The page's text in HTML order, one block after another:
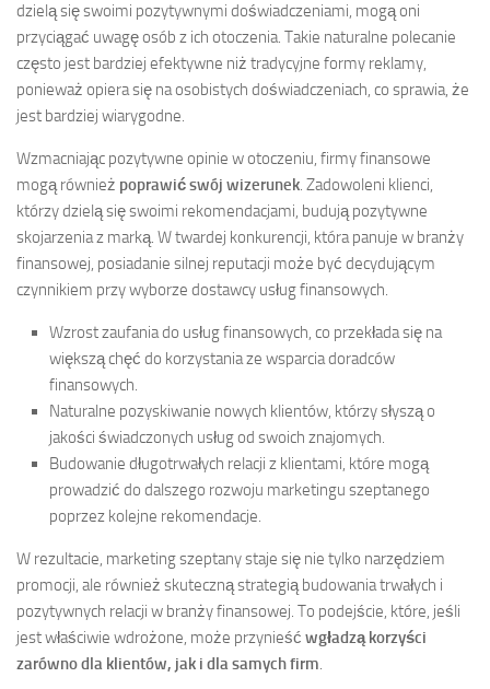
dzielą się swoimi pozytywnymi doświadczeniami, mogą oni
przyciągać uwagę osób z ich otoczenia. Takie naturalne polecanie
często jest bardziej efektywne niż tradycyjne formy reklamy,
ponieważ opiera się na osobistych doświadczeniach, co sprawia, że
jest bardziej wiarygodne.
Wzmacniając pozytywne opinie w otoczeniu, firmy finansowe
mogą również poprawić swój wizerunek. Zadowoleni klienci,
którzy dzielą się swoimi rekomendacjami, budują pozytywne
skojarzenia z marką. W twardej konkurencji, która panuje w branży
finansowej, posiadanie silnej reputacji może być decydującym
czynnikiem przy wyborze dostawcy usług finansowych.
Wzrost zaufania do usług finansowych, co przekłada się na
większą chęć do korzystania ze wsparcia doradców
finansowych.
Naturalne pozyskiwanie nowych klientów, którzy słyszą o
jakości świadczonych usług od swoich znajomych.
Budowanie długotrwałych relacji z klientami, które mogą
prowadzić do dalszego rozwoju marketingu szeptanego
poprzez kolejne rekomendacje.
W rezultacie, marketing szeptany staje się nie tylko narzędziem
promocji, ale również skuteczną strategią budowania trwałych i
pozytywnych relacji w branży finansowej. To podejście, które, jeśli
jest właściwie wdrożone, może przynieść wgładzą korzyści
zarówno dla klientów, jak i dla samych firm.